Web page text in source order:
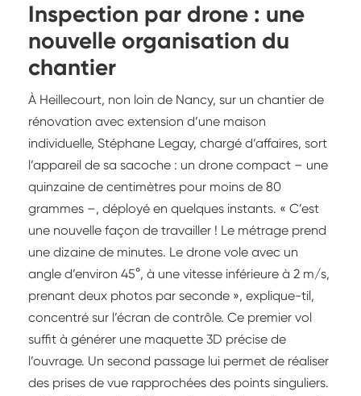
Inspection par drone : une
nouvelle organisation du
chantier
À Heillecourt, non loin de Nancy, sur un chantier de
rénovation avec extension d’une maison
individuelle, Stéphane Legay, chargé d’affaires, sort
l’appareil de sa sacoche : un drone compact – une
quinzaine de centimètres pour moins de 80
grammes –, déployé en quelques instants. « C’est
une nouvelle façon de travailler ! Le métrage prend
une dizaine de minutes. Le drone vole avec un
angle d’environ 45°, à une vitesse inférieure à 2 m/s,
prenant deux photos par seconde », explique-til,
concentré sur l’écran de contrôle. Ce premier vol
suffit à générer une maquette 3D précise de
l’ouvrage. Un second passage lui permet de réaliser
des prises de vue rapprochées des points singuliers.